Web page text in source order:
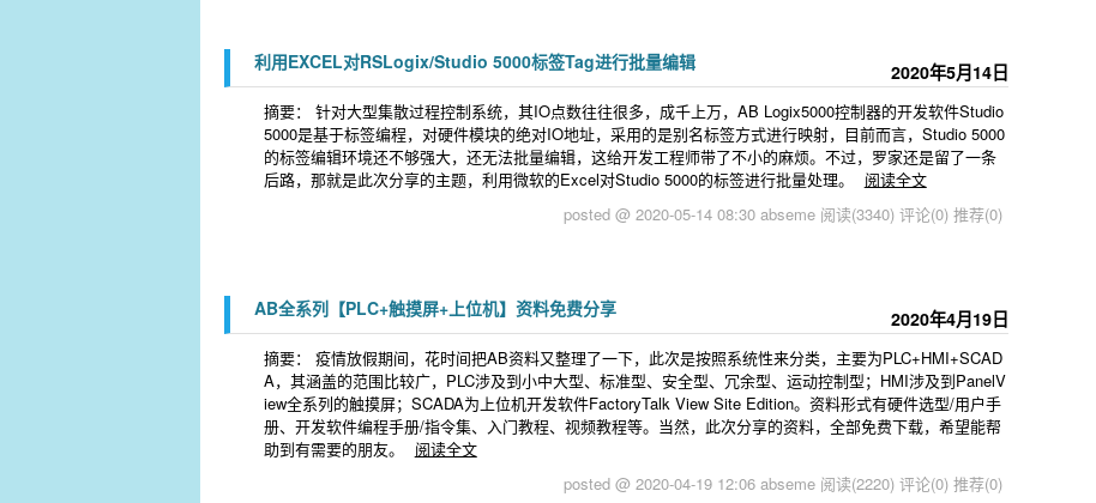
2020年5月14日
利用EXCEL对RSLogix/Studio 5000标签Tag进行批量编辑
摘要： 针对大型集散过程控制系统，其IO点数往往很多，成千上万，AB Logix5000控制器的开发软件Studio
5000是基于标签编程，对硬件模块的绝对IO地址，采用的是别名标签方式进行映射，目前而言，Studio 5000
的标签编辑环境还不够强大，还无法批量编辑，这给开发工程师带了不小的麻烦。不过，罗家还是留了一条
后路，那就是此次分享的主题，利用微软的Excel对Studio 5000的标签进行批量处理。
阅读全文
posted @ 2020-05-14 08:30 abseme 阅读(3340) 评论(0) 推荐(0)
2020年4月19日
AB全系列【PLC+触摸屏+上位机】资料免费分享
摘要： 疫情放假期间，花时间把AB资料又整理了一下，此次是按照系统性来分类，主要为PLC+HMI+SCAD
A，其涵盖的范围比较广，PLC涉及到小中大型、标准型、安全型、冗余型、运动控制型；HMI涉及到PanelV
iew全系列的触摸屏；SCADA为上位机开发软件FactoryTalk View Site Edition。资料形式有硬件选型/用户手
册、开发软件编程手册/指令集、入门教程、视频教程等。当然，此次分享的资料，全部免费下载，希望能帮
助到有需要的朋友。
阅读全文
posted @ 2020-04-19 12:06 abseme 阅读(2220) 评论(0) 推荐(0)